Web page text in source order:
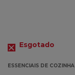
Esgotado
ESSENCIAIS DE COZINHA